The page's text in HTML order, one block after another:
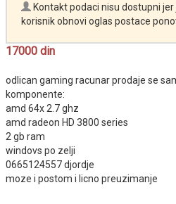
Kontakt podaci nisu dostupni
korisnik obnovi oglas postace
17000 din
odlican gaming racunar prodaje se
komponente:
amd 64x 2.7 ghz
amd radeon HD 3800 series
2 gb ram
windovs po zelji
0665124557 djordje
moze i postom i licno preuzimanje